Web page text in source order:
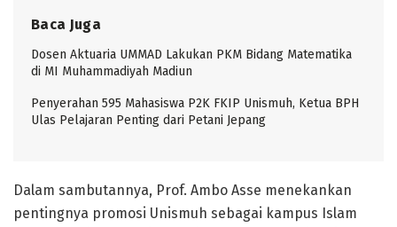
Baca Juga
Dosen Aktuaria UMMAD Lakukan PKM Bidang Matematika
di MI Muhammadiyah Madiun
Penyerahan 595 Mahasiswa P2K FKIP Unismuh, Ketua BPH
Ulas Pelajaran Penting dari Petani Jepang
Dalam sambutannya, Prof. Ambo Asse menekankan
pentingnya promosi Unismuh sebagai kampus Islam